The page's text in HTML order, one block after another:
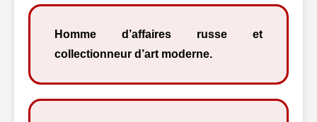
Homme d’affaires russe et
collectionneur d’art moderne.